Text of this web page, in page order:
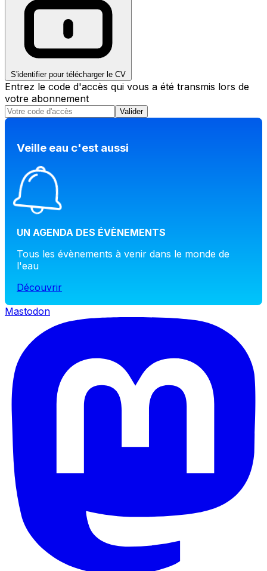
S'identifier pour télécharger le CV
Entrez le code d'accès qui vous a été transmis lors de
votre abonnement
Valider
Veille eau c'est aussi
UN AGENDA DES ÉVÈNEMENTS
Tous les évènements à venir dans le monde de
l'eau
Découvrir
Mastodon